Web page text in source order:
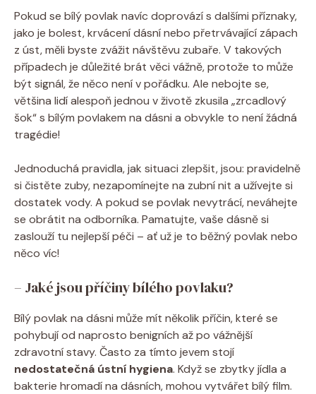
Pokud se bílý povlak navíc doprovází s dalšími příznaky,
jako je bolest, krvácení dásní nebo přetrvávající zápach
z úst, měli byste zvážit návštěvu zubaře. V takových
případech je důležité brát věci vážně, protože to může
být signál, že něco není v pořádku. Ale nebojte se,
většina lidí alespoň jednou v životě zkusila „zrcadlový
šok“ s bílým povlakem na dásni a obvykle to není žádná
tragédie!
Jednoduchá pravidla, jak situaci zlepšit, jsou: pravidelně
si čistěte zuby, nezapomínejte na zubní nit a užívejte si
dostatek vody. A pokud se povlak nevytrácí, neváhejte
se obrátit na odborníka. Pamatujte, vaše dásně si
zaslouží tu nejlepší péči – ať už je to běžný povlak nebo
něco víc!
– Jaké jsou příčiny bílého povlaku?
Bílý povlak na dásni může mít několik příčin, které se
pohybují od naprosto benigních až po vážnější
zdravotní stavy. Často za tímto jevem stojí
nedostatečná ústní hygiena. Když se zbytky jídla a
bakterie hromadí na dásních, mohou vytvářet bílý film.